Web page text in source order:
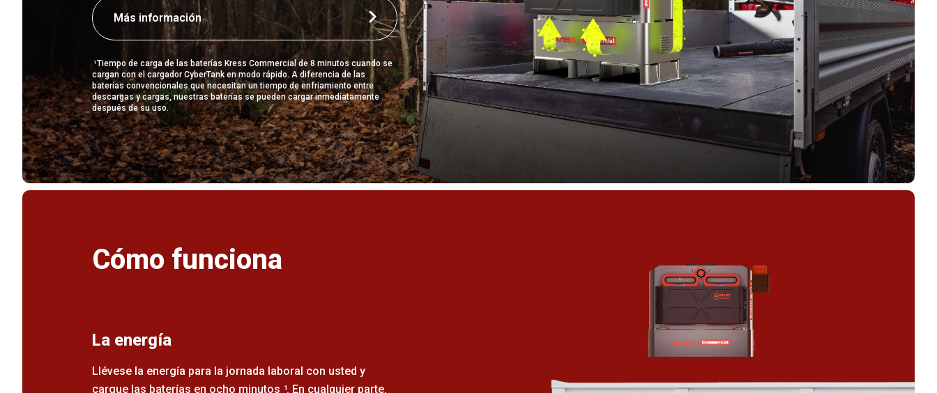
Más información
1Tiempo de carga de las baterías Kress Commercial de 8 minutos cuando se
cargan con el cargador CyberTank en modo rápido. A diferencia de las
baterías convencionales que necesitan un tiempo de enfriamiento entre
descargas y cargas, nuestras baterías se pueden cargar inmediatamente
después de su uso.
Cómo funciona
La energía
Llévese la energía para la jornada laboral con usted y
cargue las baterías en ocho minutos
1. En cualquier parte.